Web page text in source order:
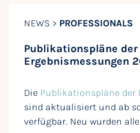
NEWS > PROFESSIONALS
Publikationspläne der
Ergebnismessungen
Die Publikationspläne der
sind aktualisiert und ab
verfügbar. Neu wurden